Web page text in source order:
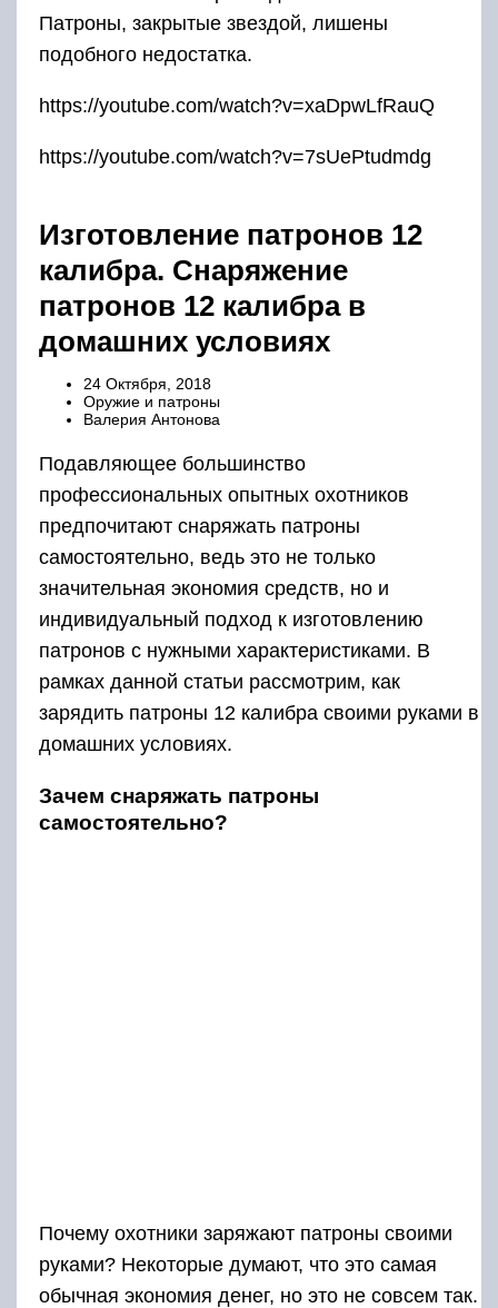
Патроны, закрытые звездой, лишены
подобного недостатка.
https://youtube.com/watch?v=xaDpwLfRauQ
https://youtube.com/watch?v=7sUePtudmdg
Изготовление патронов 12
калибра. Снаряжение
патронов 12 калибра в
домашних условиях
24 Октября, 2018
Оружие и патроны
Валерия Антонова
Подавляющее большинство
профессиональных опытных охотников
предпочитают снаряжать патроны
самостоятельно, ведь это не только
значительная экономия средств, но и
индивидуальный подход к изготовлению
патронов с нужными характеристиками. В
рамках данной статьи рассмотрим, как
зарядить патроны 12 калибра своими руками в
домашних условиях.
Зачем снаряжать патроны
самостоятельно?
Почему охотники заряжают патроны своими
руками? Некоторые думают, что это самая
обычная экономия денег, но это не совсем так.